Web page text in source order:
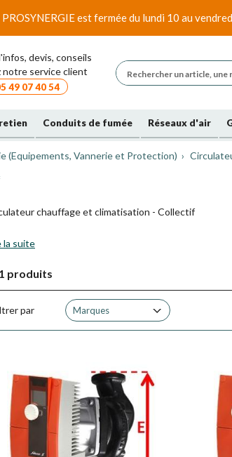
est fermée du lundi 10 au
devis, conseils
service client
49 07 40 54
Conduits de fumée Réseaux d'air
(Equipements, Vannerie et Protection)
chauffage et climatisation - Collectif
la suite
produits
par Marques